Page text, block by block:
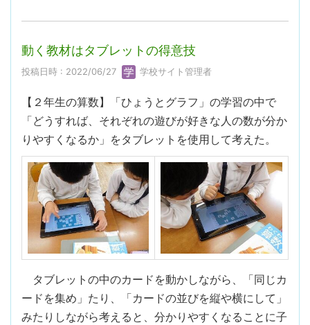
動く教材はタブレットの得意技
投稿日時 : 2022/06/27 学校サイト管理者
【２年生の算数】「ひょうとグラフ」の学習の中で
「どうすれば、それぞれの遊びが好きな人の数が分か
りやすくなるか」をタブレットを使用して考えた。
タブレットの中のカードを動かしながら、「同じカ
ードを集め」たり、「カードの並びを縦や横にして」
みたりしながら考えると、分かりやすくなることに子